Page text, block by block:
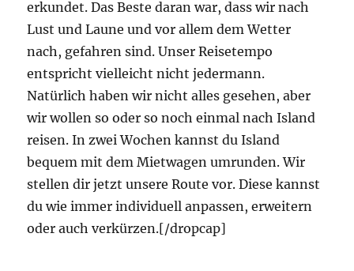
erkundet. Das Beste daran war, dass wir nach
Lust und Laune und vor allem dem Wetter
nach, gefahren sind. Unser Reisetempo
entspricht vielleicht nicht jedermann.
Natürlich haben wir nicht alles gesehen, aber
wir wollen so oder so noch einmal nach Island
reisen. In zwei Wochen kannst du Island
bequem mit dem Mietwagen umrunden. Wir
stellen dir jetzt unsere Route vor. Diese kannst
du wie immer individuell anpassen, erweitern
oder auch verkürzen.[/dropcap]